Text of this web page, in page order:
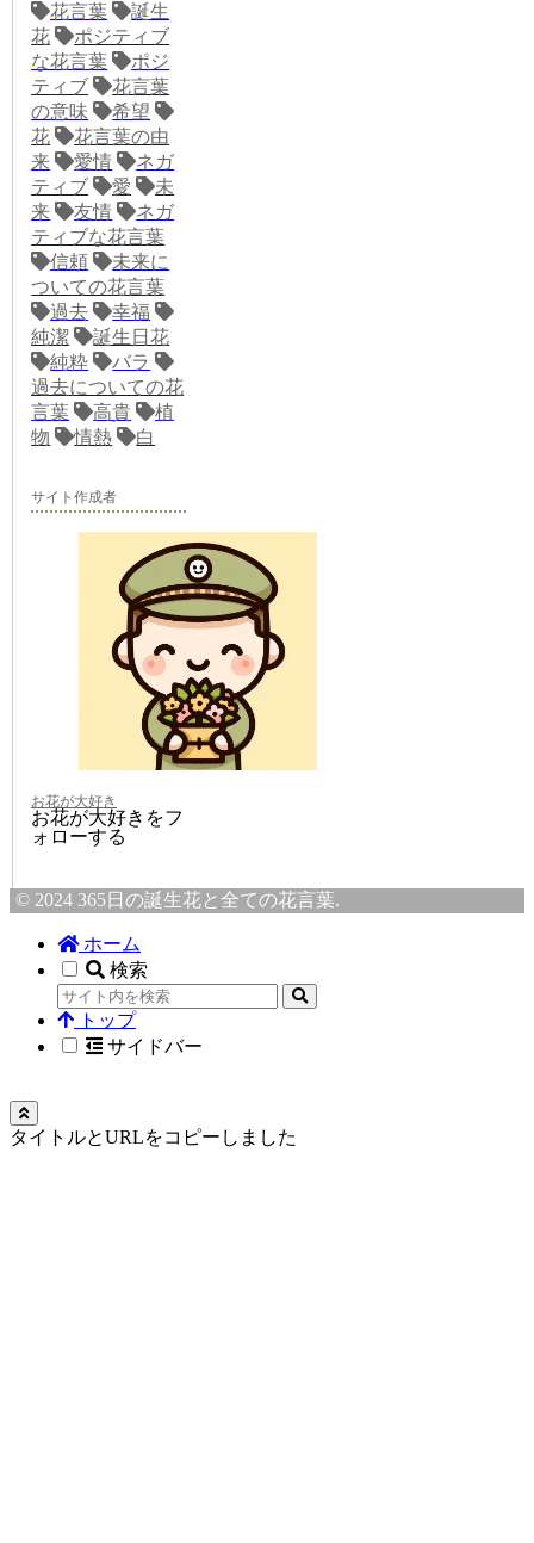
花言葉
誕生
花
ポジティブ
な花言葉
ポジ
ティブ
花言葉
の意味
希望
花
花言葉の由
来
愛情
ネガ
ティブ
愛
未
来
友情
ネガ
ティブな花言葉
信頼
未来に
ついての花言葉
過去
幸福
純潔
誕生日花
純粋
バラ
過去についての花
言葉
高貴
植
物
情熱 白
サイト作成者
お花が大好き
お花が大好きをフ
ォローする
© 2024 365日の誕生花と全ての花言葉.
ホーム
検索
トップ
サイドバー
タイトルとURLをコピーしました